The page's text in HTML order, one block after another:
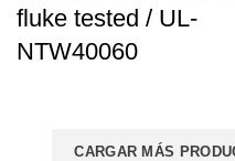
fluke tested / UL-
NTW40060
CARGAR MÁS